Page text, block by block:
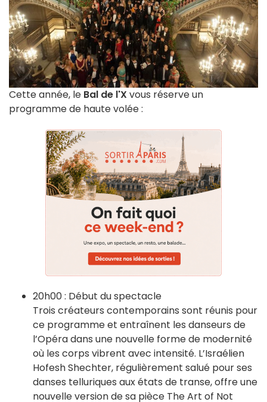
Cette année, le Bal de l'X vous réserve un
programme de haute volée :
20h00 : Début du spectacle
Trois créateurs contemporains sont réunis pour
ce programme et entraînent les danseurs de
l’Opéra dans une nouvelle forme de modernité
où les corps vibrent avec intensité. L’Israélien
Hofesh Shechter, régulièrement salué pour ses
danses telluriques aux états de transe, offre une
nouvelle version de sa pièce The Art of Not